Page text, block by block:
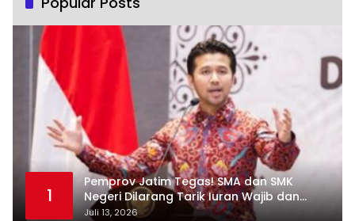
1
Pemprov Jatim Tegas! SMA dan SMK
Negeri Dilarang Tarik Iuran Wajib dan
Paksa Beli Seragam
Juli 13, 2026